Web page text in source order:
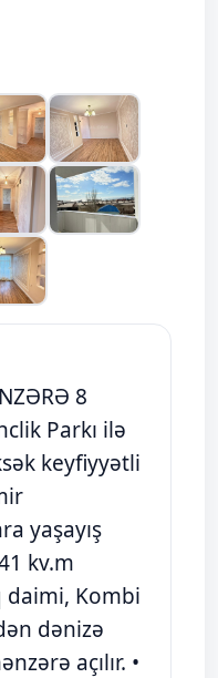
8
Parkı ilə
keyfiyyətli
yaşayış
kv.m
daimi, Kombi
dənizə
açılır. •